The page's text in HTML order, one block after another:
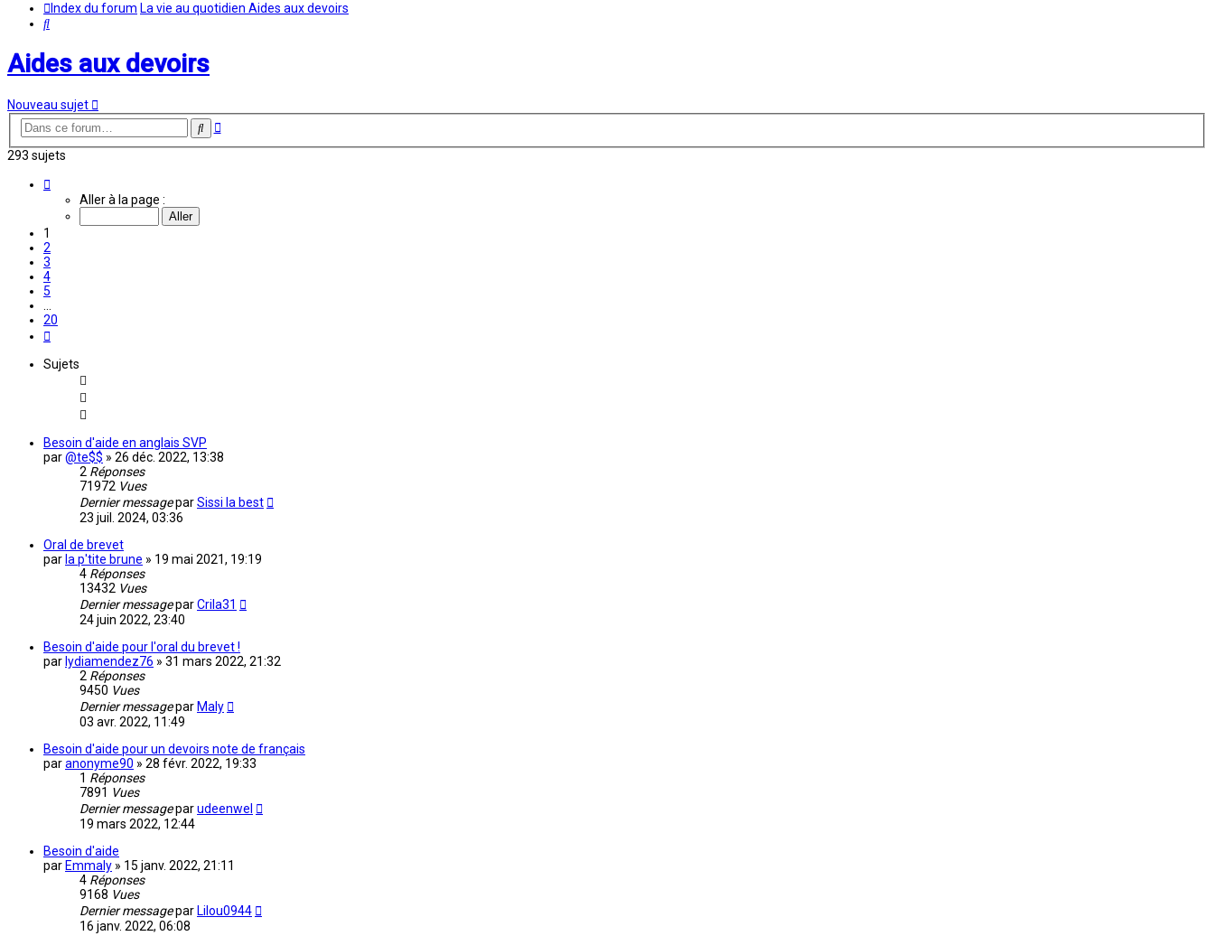
Index du forum La vie au quotidien Aides aux devoirs
Rechercher
Aides aux devoirs
Nouveau sujet
Rechercher
Recherche
293 sujets
Aller à la page :
1
2
3
4
5
20
Sujets
Besoin d'aide en anglais SVP
par@te$$ » 26 déc. 2022, 13:38
2 Réponses
71972 Vues
Dernier messageparSissi la best
23 juil. 2024, 03:36
Oral de brevet
par la p'tite brune » 19 mai 2021, 19:19
4 Réponses
13432 Vues
Dernier messageparCrila31
24 juin 2022, 23:40
Besoin d'aide pour l'oral du brevet !
par lydiamendez76 » 31 mars 2022, 21:32
2 Réponses
9450 Vues
Dernier messagepar Maly
03 avr. 2022, 11:49
Besoin d'aide pour un devoirs note de français
paranonyme90 » 28 févr. 2022, 19:33
1 Réponses
7891 Vues
Dernier messageparudeenwel
19 mars 2022, 12:44
Besoin d'aide
par Emmaly » 15 janv. 2022, 21:11
4 Réponses
9168 Vues
Dernier messagepar Lilou0944
16 janv. 2022, 06:08